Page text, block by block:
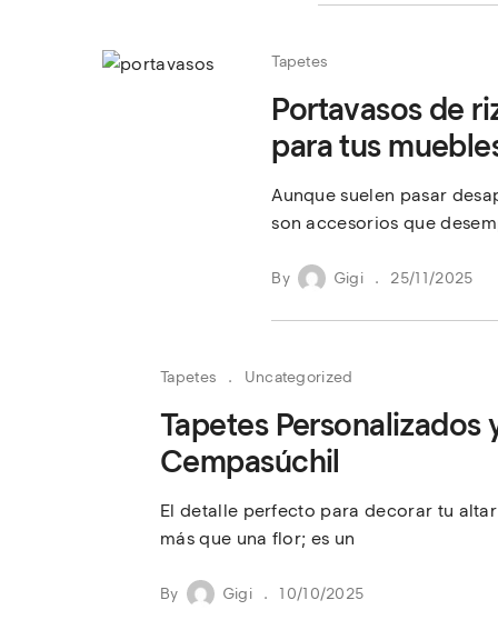
Tapetes
Portavasos de
para tus
Aunque suelen pasar
son accesorios que
By Gigi 25/11/2025
Tapetes Uncategorized
Tapetes Personalizados
Cempasúchil
El detalle perfecto para decorar tu
más que una flor; es un
By Gigi 10/10/2025